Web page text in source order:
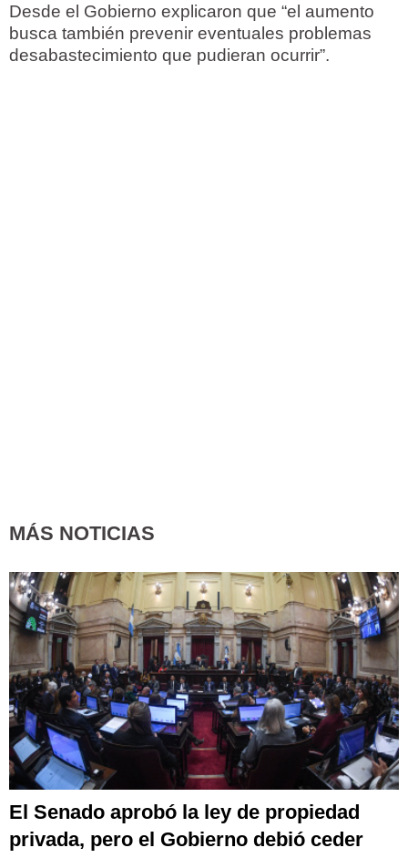
Desde el Gobierno explicaron que “el aumento
busca también prevenir eventuales problemas
desabastecimiento que pudieran ocurrir”.
MÁS NOTICIAS
El Senado aprobó la ley de propiedad
privada, pero el Gobierno debió ceder